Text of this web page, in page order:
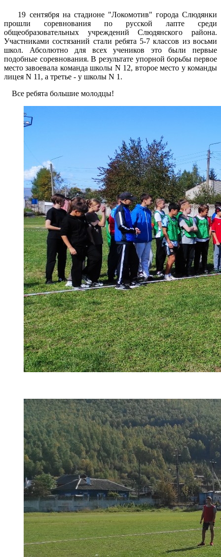
19 сентября на стадионе "Локомотив" города Слюдянки
прошли соревнования по русской лапте среди
общеобразовательных учреждений Слюдянского района.
Участниками состязаний стали ребята 5-7 классов из восьми
школ. Абсолютно для всех учеников это были первые
подобные соревнования. В результате упорной борьбы первое
место завоевала команда школы N 12, второе место у команды
лицея N 11, а третье - у школы N 1.
Все ребята большие молодцы!